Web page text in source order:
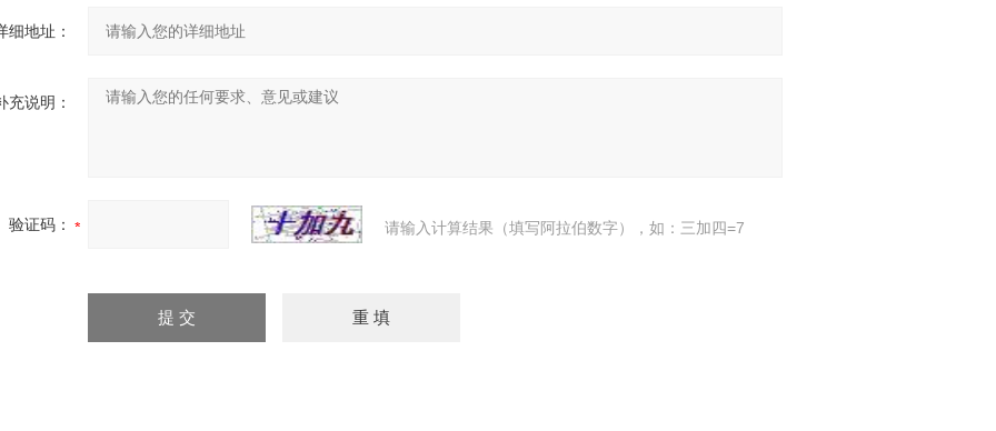
细地址：
充说明：
验证码： 请输入计算结果（填写阿拉伯数字），如：三加四=7